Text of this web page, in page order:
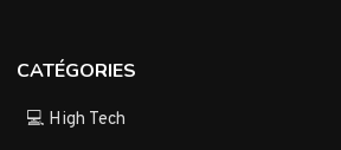
CATÉGORIES
💻 High Tech